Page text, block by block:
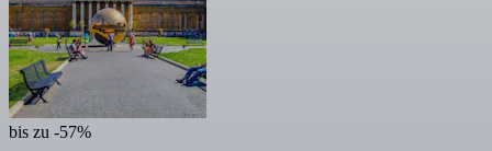
bis zu -57%